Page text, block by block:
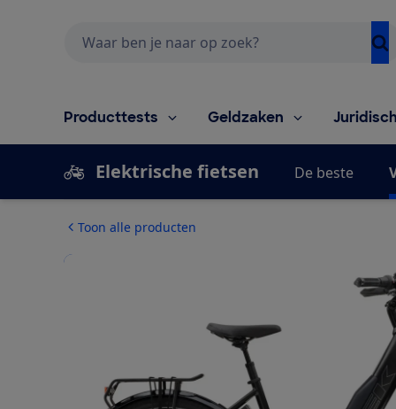
Producttests Geldzaken
Elektrische fietsen De beste
Toon alle producten